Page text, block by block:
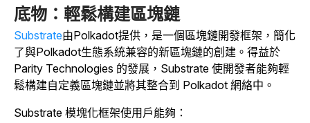
底物：輕鬆構建區塊鏈
Substrate由Polkadot提供，是一個區塊鏈開發框架，簡化
了與Polkadot生態系統兼容的新區塊鏈的創建。得益於
Parity Technologies 的發展，Substrate 使開發者能夠輕
鬆構建自定義區塊鏈並將其整合到 Polkadot 網絡中。
Substrate 模塊化框架使用戶能夠：